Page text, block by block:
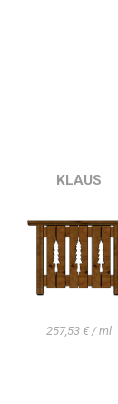
KLAUS
257,53 € / ml